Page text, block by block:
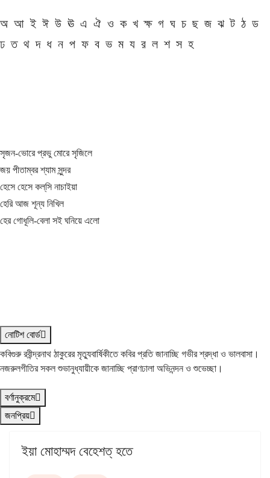
অ আ ই ঈ উ ঊ এ ঐ ও ক খ ক্ষ গ ঘ চ ছ জ ঝ ট ঠ ড
ঢ ত থ দ ধ ন প ফ ব ভ ম য র ল শ স হ
সৃজন-ভোরে প্রভু মোরে সৃজিলে
জয় পীতাম্বর শ্যাম সুন্দর
হেসে হেসে কল্‌সি নাচাইয়া
হেরি আজ শূন্য নিখিল
হের গোধূলি-বেলা সই ঘনিয়ে এলো
নোটিশ বোর্ড
কবিগুরু রবীন্দ্রনাথ ঠাকুরের মৃত্যুবার্ষিকীতে কবির প্রতি জানাচ্ছি গভীর শ্রদ্ধা ও ভালবাসা।
নজরুলগীতির সকল শুভানুধ্যায়ীকে জানাচ্ছি প্রাণঢালা অভিনন্দন ও শুভেচ্ছা।
বর্ণানুক্রমে
জনপ্রিয়
ইয়া মোহাম্মদ বেহেশত্‌ হতে